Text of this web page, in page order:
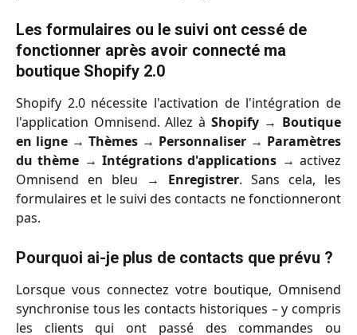
Les formulaires ou le suivi ont cessé de
fonctionner après avoir connecté ma
boutique Shopify 2.0
Shopify 2.0 nécessite l'activation de l'intégration de
l'application Omnisend. Allez à Shopify → Boutique
en ligne → Thèmes → Personnaliser → Paramètres
du thème →Intégrations d'applications → activez
Omnisend en bleu → Enregistrer. Sans cela, les
formulaires et le suivi des contacts ne fonctionneront
pas.
Pourquoi ai-je plus de contacts que prévu ?
Lorsque vous connectez votre boutique, Omnisend
synchronise tous les contacts historiques – y compris
les clients qui ont passé des commandes ou